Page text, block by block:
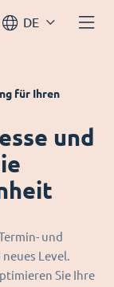
DE
für Ihren
und
und
Level.
Sie Ihre